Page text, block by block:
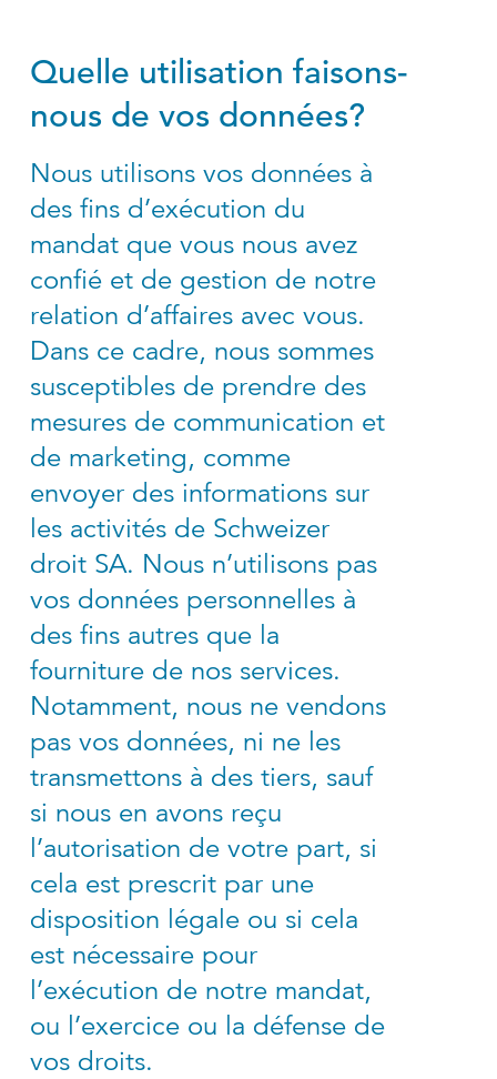
Quelle utilisation faisons-
nous de vos données?
Nous utilisons vos données à
des fins d’exécution du
mandat que vous nous avez
confié et de gestion de notre
relation d’affaires avec vous.
Dans ce cadre, nous sommes
susceptibles de prendre des
mesures de communication et
de marketing, comme
envoyer des informations sur
les activités de Schweizer
droit SA. Nous n’utilisons pas
vos données personnelles à
des fins autres que la
fourniture de nos services.
Notamment, nous ne vendons
pas vos données, ni ne les
transmettons à des tiers, sauf
si nous en avons reçu
l’autorisation de votre part, si
cela est prescrit par une
disposition légale ou si cela
est nécessaire pour
l’exécution de notre mandat,
ou l’exercice ou la défense de
vos droits.